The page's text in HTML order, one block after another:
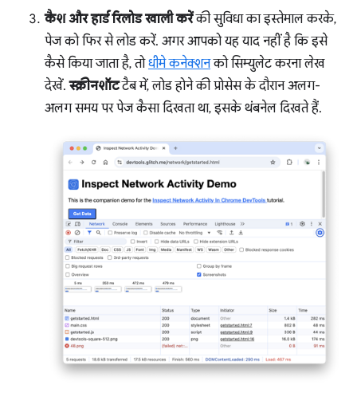
कैश और हार्ड रिलोड खाली करेंकी सुविधा का इस्तेमाल करके,
पेज को फिर से लोड करें. अगर आपको यह याद नहीं है कि इसे
कैसे किया जाता है, तोधीमे कनेक्शनको सिम्युलेट करना लेख
देखें.स्क्रीनशॉटटैब में, लोड होने की प्रोसेस के दौरान अलग-
अलग समय पर पेज कैसा दिखता था, इसके थंबनेल दिखते हैं.